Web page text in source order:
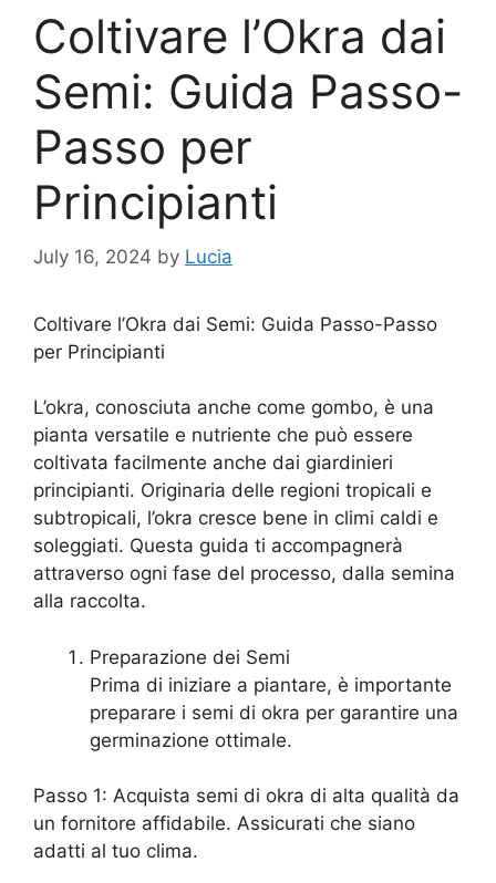
Coltivare l’Okra dai
Semi: Guida Passo-
Passo per
Principianti
July 16, 2024 by Lucia
Coltivare l’Okra dai Semi: Guida Passo-Passo
per Principianti
L’okra, conosciuta anche come gombo, è una
pianta versatile e nutriente che può essere
coltivata facilmente anche dai giardinieri
principianti. Originaria delle regioni tropicali e
subtropicali, l’okra cresce bene in climi caldi e
soleggiati. Questa guida ti accompagnerà
attraverso ogni fase del processo, dalla semina
alla raccolta.
Preparazione dei Semi
Prima di iniziare a piantare, è importante
preparare i semi di okra per garantire una
germinazione ottimale.
Passo 1: Acquista semi di okra di alta qualità da
un fornitore affidabile. Assicurati che siano
adatti al tuo clima.